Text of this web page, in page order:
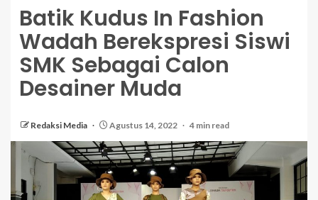
Batik Kudus In Fashion
Wadah Berekspresi Siswi
SMK Sebagai Calon
Desainer Muda
Redaksi Media Agustus 14, 2022 4 min read